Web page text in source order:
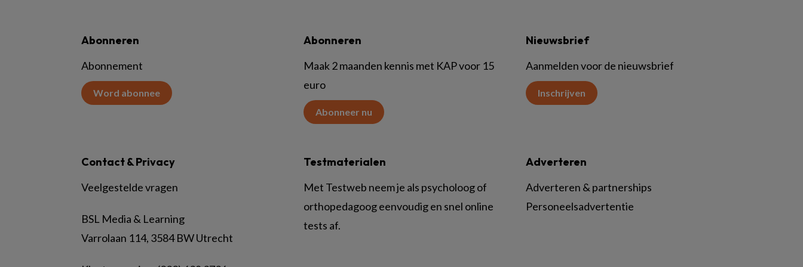
Abonneren
Abonnement
Word abonnee
Abonneren
Maak 2 maanden kennis met KAP voor 15
euro
Abonneer nu
Nieuwsbrief
Aanmelden voor de nieuwsbrief
Inschrijven
Contact & Privacy
Veelgestelde vragen
BSL Media & Learning
Varrolaan 114, 3584 BW Utrecht
Testmaterialen
Met Testweb neem je als psycholoog of
orthopedagoog eenvoudig en snel online
tests af.
Adverteren
Adverteren & partnerships
Personeelsadvertentie